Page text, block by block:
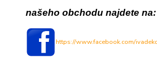
našeho obchodu najdete na:
https://www.facebook.com/